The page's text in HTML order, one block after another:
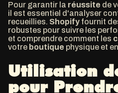
Pour garantir la réussite de
il est essentiel d'analyser
recueillies. Shopify fournit
robustes pour suivre les
et comprendre comment les
votre boutique physique et en
Utilisation
pour